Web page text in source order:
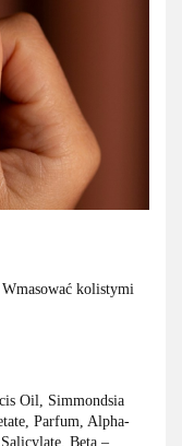
kolistymi
Oil, Simmondsia
Parfum, Alpha-
Beta –